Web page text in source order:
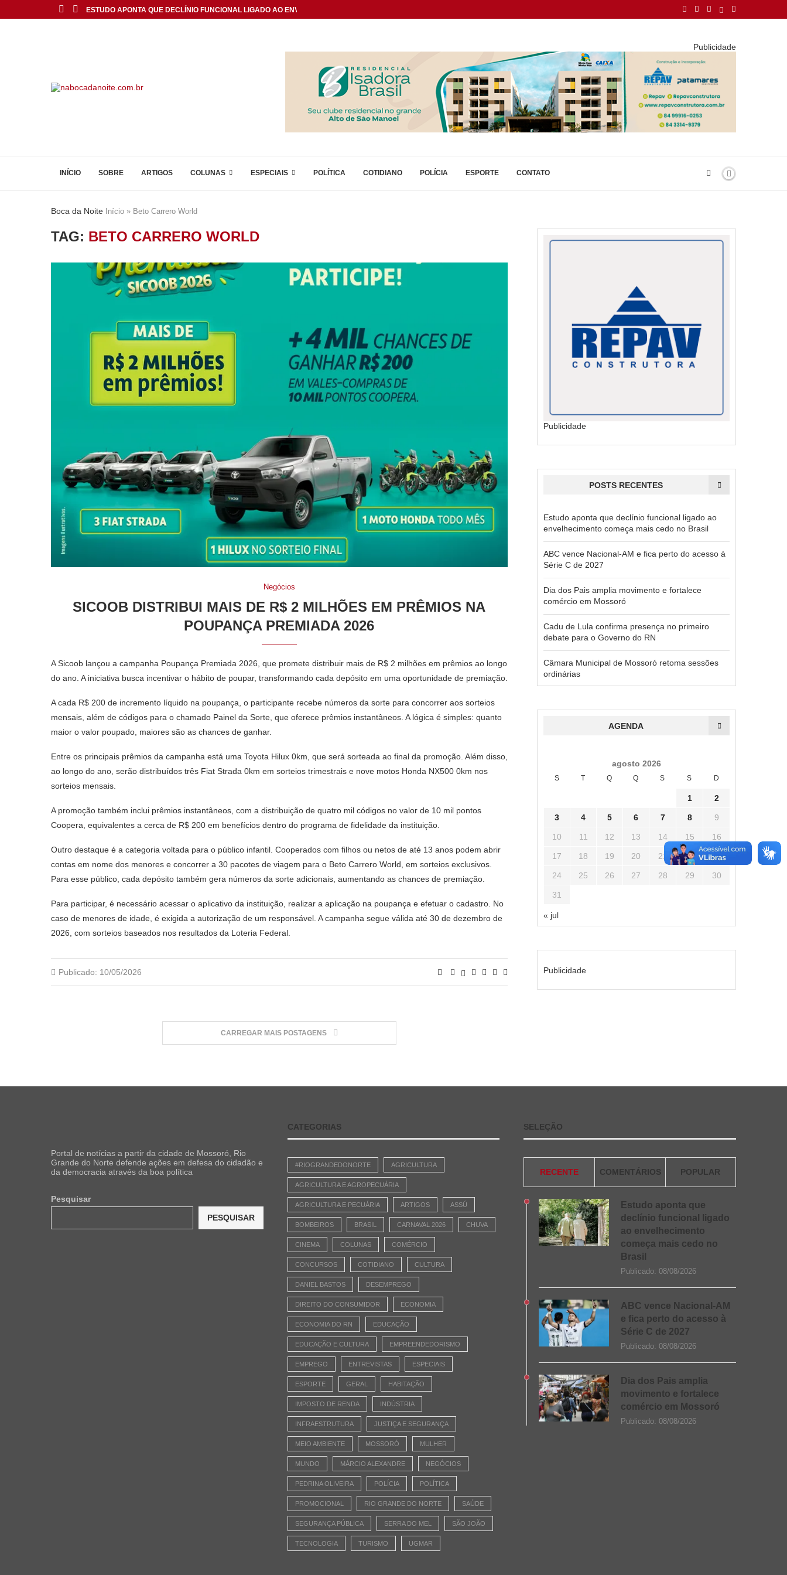
ESTUDO APONTA QUE DECLÍNIO FUNCIONAL LIGADO AO ENVELHECIMENTO...
Publicidade
INÍCIO SOBRE ARTIGOS COLUNAS ESPECIAIS POLÍTICA COTIDIANO POLÍCIA ESPORTE CONTATO
Boca da Noite Início » Beto Carrero World
TAG: BETO CARRERO WORLD
Negócios
SICOOB DISTRIBUI MAIS DE R$ 2 MILHÕES EM PRÊMIOS NA
POUPANÇA PREMIADA 2026
ASicoob lançou a campanha Poupança Premiada 2026, que promete distribuir mais de R$ 2 milhões em prêmios ao longo
do ano. A iniciativa busca incentivar o hábito de poupar, transformando cada depósito em uma oportunidade de premiação.
A cada R$ 200 de incremento líquido na poupança, o participante recebe números da sorte para concorrer aos sorteios
mensais, além de códigos para o chamado Painel da Sorte, que oferece prêmios instantâneos. A lógica é simples: quanto
maior o valor poupado, maiores são as chances de ganhar.
Entre os principais prêmios da campanha está uma Toyota Hilux 0km, que será sorteada ao final da promoção. Além disso,
ao longo do ano, serão distribuídos três Fiat Strada 0km em sorteios trimestrais e nove motos Honda NX500 0km nos
sorteios mensais.
A promoção também inclui prêmios instantâneos, com a distribuição de quatro mil códigos no valor de 10 mil pontos
Coopera, equivalentes a cerca de R$ 200 em benefícios dentro do programa de fidelidade da instituição.
Outro destaque é a categoria voltada para o público infantil. Cooperados com filhos ou netos de até 13 anos podem abrir
contas em nome dos menores e concorrer a 30 pacotes de viagem para o Beto Carrero World , em sorteios exclusivos.
Para esse público, cada depósito também gera números da sorte adicionais, aumentando as chances de premiação.
Para participar, é necessário acessar o aplicativo da instituição, realizar a aplicação na poupança e efetuar o cadastro. No
caso de menores de idade, é exigida a autorização de um responsável. A campanha segue válida até 30 de dezembro de
2026, com sorteios baseados nos resultados da Loteria Federal.
Publicado: 10/05/2026
CARREGAR MAIS POSTAGENS
Publicidade
POSTS RECENTES
Estudo aponta que declínio funcional ligado ao
envelhecimento começa mais cedo no Brasil
ABC vence Nacional-AM e fica perto do acesso à
Série C de 2027
Dia dos Pais amplia movimento e fortalece
comércio em Mossoró
Cadu de Lula confirma presença no primeiro
debate para o Governo do RN
Câmara Municipal de Mossoró retoma sessões
ordinárias
AGENDA
agosto 2026
S T Q Q S S D
1 2
3 4 5 6 7 8 9
10 11 12 13 14 15 16
17 18 19 20 21 22 23
24 25 26 27 28 29 30
31
« jul
Publicidade
Portal de notícias a partir da cidade de Mossoró, Rio
Grande do Norte defende ações em defesa do cidadão e
da democracia através da boa política
Pesquisar
PESQUISAR
CATEGORIAS
#RIOGRANDEDONORTE AGRICULTURA
AGRICULTURA E AGROPECUÁRIA
AGRICULTURA E PECUÁRIA ARTIGOS ASSÚ
BOMBEIROS BRASIL CARNAVAL 2026 CHUVA
CINEMA COLUNAS COMÉRCIO
CONCURSOS COTIDIANO CULTURA
DANIEL BASTOS DESEMPREGO
DIREITO DO CONSUMIDOR ECONOMIA
ECONOMIA DO RN EDUCAÇÃO
EDUCAÇÃO E CULTURA EMPREENDEDORISMO
EMPREGO ENTREVISTAS ESPECIAIS
ESPORTE GERAL HABITAÇÃO
IMPOSTO DE RENDA INDÚSTRIA
INFRAESTRUTURA JUSTIÇA E SEGURANÇA
MEIO AMBIENTE MOSSORÓ MULHER
MUNDO MÁRCIO ALEXANDRE NEGÓCIOS
PEDRINA OLIVEIRA POLÍCIA POLÍTICA
PROMOCIONAL RIO GRANDE DO NORTE SAÚDE
SEGURANÇA PÚBLICA SERRA DO MEL SÃO JOÃO
TECNOLOGIA TURISMO UGMAR
SELEÇÃO
RECENTE COMENTÁRIOS POPULAR
Estudo aponta que
declínio funcional ligado
ao envelhecimento
começa mais cedo no
Brasil
Publicado: 08/08/2026
ABC vence Nacional-AM
e fica perto do acesso à
Série C de 2027
Publicado: 08/08/2026
Dia dos Pais amplia
movimento e fortalece
comércio em Mossoró
Publicado: 08/08/2026